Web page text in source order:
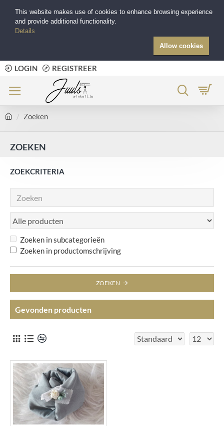
LOGIN REGISTREER
Zoeken
ZOEKEN
ZOEKCRITERIA
Zoeken in subcategorieën
Zoeken in productomschrijving
ZOEKEN
Gevonden producten
This website makes use of cookies to enhance browsing experience
and provide additional functionality.
Details
Allow cookies